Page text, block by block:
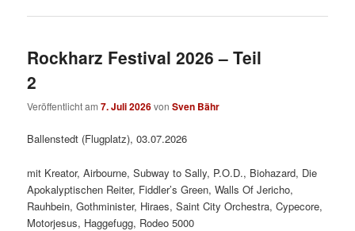
Rockharz Festival 2026 – Teil
2
Veröffentlicht am7. Juli 2026vonSven Bähr
Ballenstedt (Flugplatz), 03.07.2026
mit Kreator, Airbourne, Subway to Sally, P.O.D., Biohazard, Die
Apokalyptischen Reiter, Fiddler’s Green, Walls Of Jericho,
Rauhbein, Gothminister, Hiraes, Saint City Orchestra, Cypecore,
Motorjesus, Haggefugg, Rodeo 5000